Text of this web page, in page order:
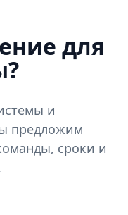
для
и
предложим
сроки и